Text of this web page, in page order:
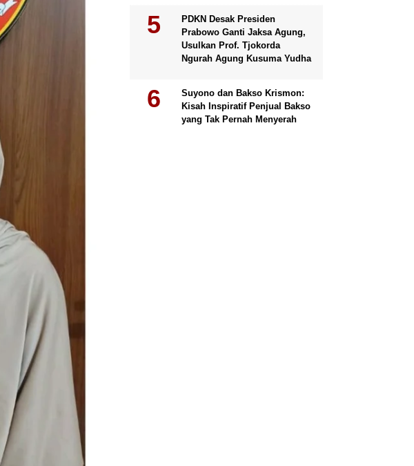
PDKN Desak Presiden
Prabowo Ganti Jaksa Agung,
Usulkan Prof. Tjokorda
Ngurah Agung Kusuma Yudha
Suyono dan Bakso Krismon:
Kisah Inspiratif Penjual Bakso
yang Tak Pernah Menyerah